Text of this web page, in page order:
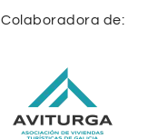
Colaboradora de: